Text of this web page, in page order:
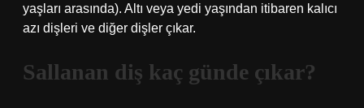
yaşları arasında). Altı veya yedi yaşından itibaren kalıcı
azı dişleri ve diğer dişler çıkar.
Sallanan diş kaç günde çıkar?